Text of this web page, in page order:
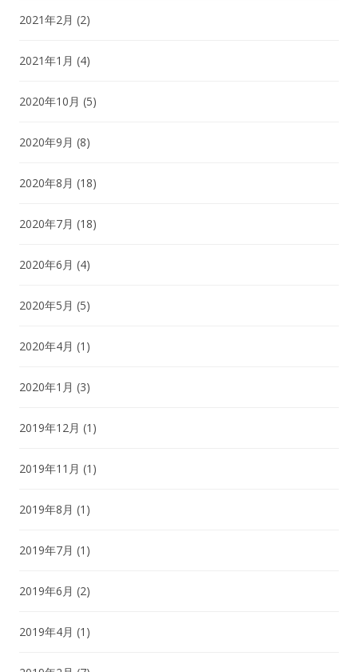
2021年2月 (2)
2021年1月 (4)
2020年10月 (5)
2020年9月 (8)
2020年8月 (18)
2020年7月 (18)
2020年6月 (4)
2020年5月 (5)
2020年4月 (1)
2020年1月 (3)
2019年12月 (1)
2019年11月 (1)
2019年8月 (1)
2019年7月 (1)
2019年6月 (2)
2019年4月 (1)